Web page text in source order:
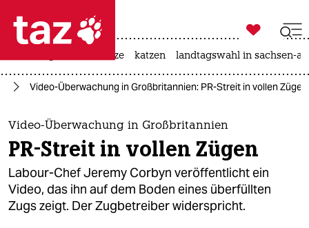
 taz zahl ich
taz zahl ich
themen
politik
öko
gesellschaft

taz zahl ich
hitze katzen landtagswahl in sachsen-
Video-Überwachung in Großbritannien: PR-Streit in vollen Zügen
Video-Überwachung in Großbritannien
PR-Streit in vollen Zügen
Labour-Chef Jeremy Corbyn veröffentlicht ein
Video, das ihn auf dem Boden eines überfüllten
Zugs zeigt. Der Zugbetreiber widerspricht.